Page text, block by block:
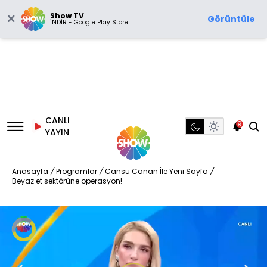
Show TV
İNDİR - Google Play Store Görüntüle
CANLI
YAYIN
9
Anasayfa / Programlar / Cansu Canan İle Yeni Sayfa /
Beyaz et sektörüne operasyon!
Video
Oynatıcısı
yükleniyor.